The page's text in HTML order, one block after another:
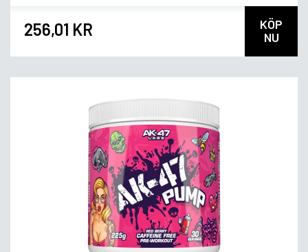
256,01 KR
KÖP
NU